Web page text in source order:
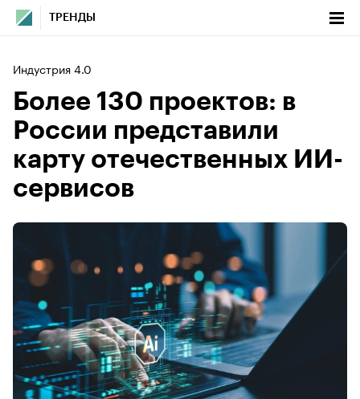
ТРЕНДЫ
Индустрия 4.0
Более 130 проектов: в
России представили
карту отечественных ИИ-
сервисов